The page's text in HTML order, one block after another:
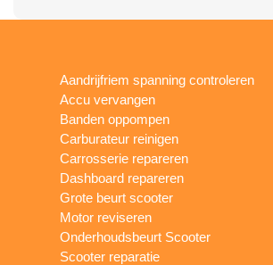
Aandrijfriem spanning controleren
Accu vervangen
Banden oppompen
Carburateur reinigen
Carrosserie repareren
Dashboard repareren
Grote beurt scooter
Motor reviseren
Onderhoudsbeurt Scooter
Scooter reparatie